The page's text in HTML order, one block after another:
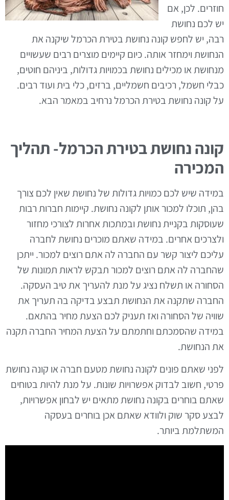
חוזרים. לכן, אם
יש לכם נחושת
רבה, יש לחפש קונה נחושת בטירת הכרמל שיקנה את
הנחושת וימחזר אותה. כיום קיימים מוצרים רבים שעשויים
מנחושת או מכילים נחושת בכמויות גדולות, ביניהם חוטים,
כבלי חשמל, רכיבים חשמליים, ברזים, כלי בית ועוד רבים.
על קונה נחושת בטירת הכרמל נרחיב במאמר הבא.
קונה נחושת בטירת הכרמל- תהליך
המכירה
במידה שיש לכם כמויות גדולות של נחושת שאין לכם צורך
בהן, תוכלו למכור אותן לקונה נחושת. קיימות חברות רבות
שעוסקות בקניית נחושת ובמתכות אחרות לצורכי מחזור
ולצרכים אחרים. במידה שאתם מוכרים נחושת לחברה
עליכם ליצור קשר עם החברה לה אתם רוצים למכור. ייתכן
שהחברה לה אתם רוצים למכור תבקש לראות תמונות של
הסחורה או תשלח נציג על מנת להעריך את טיב העסקה.
החברה שתקנה את הנחושת תבצע בדיקה בה תעריך את
שוויה של הסחורה ואז תעניק לכם הצעת מחיר בהתאם.
במידה שהסמכתם וחתמתם על הצעת המחיר החברה תקנה
את הנחושת.
לפני שאתם פונים לקונה נחושת מטעם חברה או קונה נחושת
פרטי, חשוב לבדוק אפשרויות שונות. על מנת להיות בטוחים
שאתם בוחרים בקונה נחושת מתאים יש לבחון אפשרויות,
לבצע סקר שוק ולוודא שאתם אכן בוחרים בעסקה
המשתלמת ביותר.